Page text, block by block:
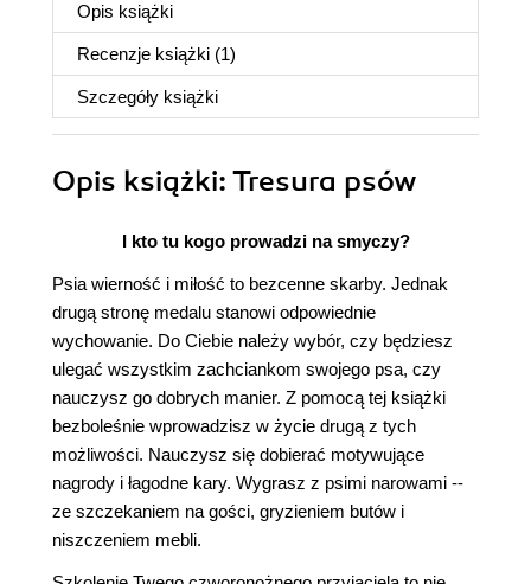
Opis książki
Recenzje książki (1)
Szczegóły książki
Opis książki: Tresura psów
I kto tu kogo prowadzi na smyczy?
Psia wierność i miłość to bezcenne skarby. Jednak
drugą stronę medalu stanowi odpowiednie
wychowanie. Do Ciebie należy wybór, czy będziesz
ulegać wszystkim zachciankom swojego psa, czy
nauczysz go dobrych manier. Z pomocą tej książki
bezboleśnie wprowadzisz w życie drugą z tych
możliwości. Nauczysz się dobierać motywujące
nagrody i łagodne kary. Wygrasz z psimi narowami --
ze szczekaniem na gości, gryzieniem butów i
niszczeniem mebli.